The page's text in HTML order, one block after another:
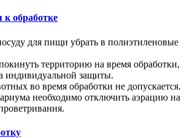
к обработке
для пищи убрать в полиэтиленовые
территорию на время обработки,
индивидуальной защиты.
во время обработки не допускается.
необходимо отключить аэрацию на